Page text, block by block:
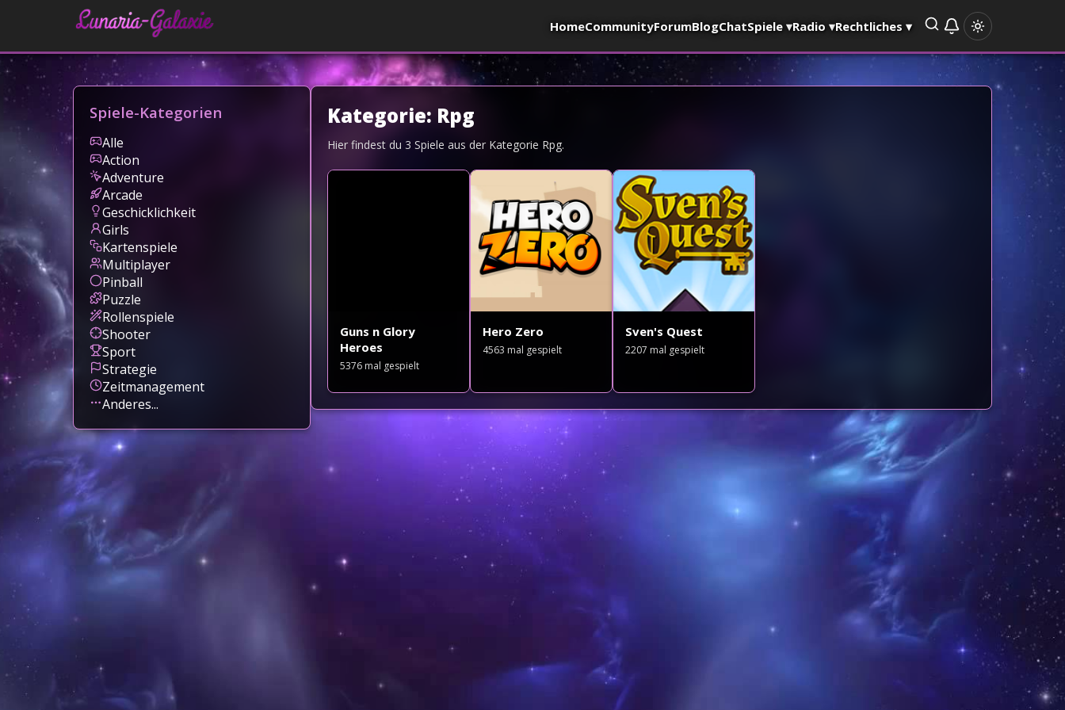
HomeCommunityForumBlogChatSpiele ▾Radio ▾Rechtliches ▾
Spiele-Kategorien
Alle
Action
Adventure
Arcade
Geschicklichkeit
Girls
Kartenspiele
Multiplayer
Pinball
Puzzle
Rollenspiele
Shooter
Sport
Strategie
Zeitmanagement
Anderes...
Kategorie: Rpg
Hier findest du 3 Spiele aus der Kategorie Rpg.
Guns n Glory
Heroes
5376 mal gespielt
Hero Zero
4563 mal gespielt
Sven's Quest
2207 mal gespielt